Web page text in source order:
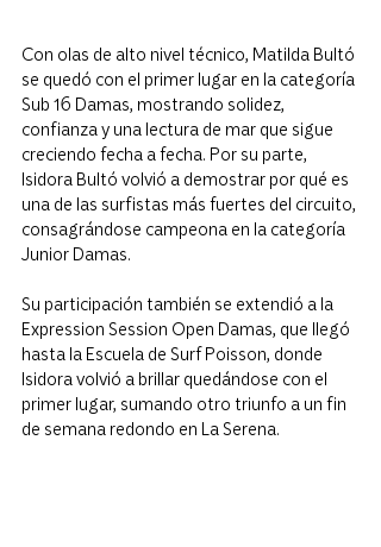
Con olas de alto nivel técnico, Matilda Bultó
se quedó con el primer lugar en la categoría
Sub 16 Damas, mostrando solidez,
confianza y una lectura de mar que sigue
creciendo fecha a fecha. Por su parte,
Isidora Bultó volvió a demostrar por qué es
una de las surfistas más fuertes del circuito,
consagrándose campeona en la categoría
Junior Damas.
Su participación también se extendió a la
Expression Session Open Damas, que llegó
hasta la Escuela de Surf Poisson, donde
Isidora volvió a brillar quedándose con el
primer lugar, sumando otro triunfo a un fin
de semana redondo en La Serena.